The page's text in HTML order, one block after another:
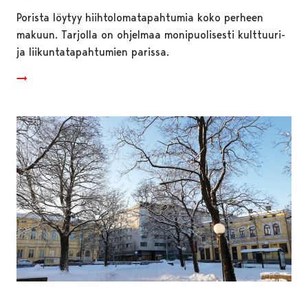
Porista löytyy hiihtolomatapahtumia koko perheen
makuun. Tarjolla on ohjelmaa monipuolisesti kulttuuri-
ja liikuntatapahtumien parissa.